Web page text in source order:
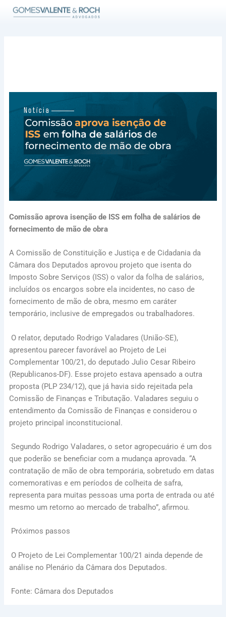
para
Comissão aprova isenção de ISS em folha de salários de
fornecimento de mão de obra
A Comissão de Constituição e Justiça e de Cidadania da
Câmara dos Deputados aprovou projeto que isenta do
Imposto Sobre Serviços (ISS) o valor da folha de salários,
incluídos os encargos sobre ela incidentes, no caso de
fornecimento de mão de obra, mesmo em caráter
temporário, inclusive de empregados ou trabalhadores.
O relator, deputado Rodrigo Valadares (União-SE),
apresentou parecer favorável ao Projeto de Lei
Complementar 100/21, do deputado Julio Cesar Ribeiro
(Republicanos-DF). Esse projeto estava apensado a outra
proposta (PLP 234/12), que já havia sido rejeitada pela
Comissão de Finanças e Tributação. Valadares seguiu o
entendimento da Comissão de Finanças e considerou o
projeto principal inconstitucional.
Segundo Rodrigo Valadares, o setor agropecuário é um dos
que poderão se beneficiar com a mudança aprovada. “A
contratação de mão de obra temporária, sobretudo em datas
comemorativas e em períodos de colheita de safra,
representa para muitas pessoas uma porta de entrada ou até
mesmo um retorno ao mercado de trabalho”, afirmou.
Próximos passos
O Projeto de Lei Complementar 100/21 ainda depende de
análise no Plenário da Câmara dos Deputados.
Fonte: Câmara dos Deputados